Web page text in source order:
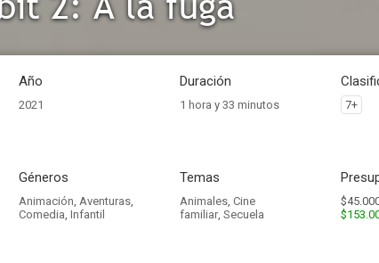
Año
2021
Duración
1 hora y 33 minutos 7+
Géneros
Animación, Aventuras,
Comedia, Infantil
Temas
Animales, Cine
familiar, Secuela